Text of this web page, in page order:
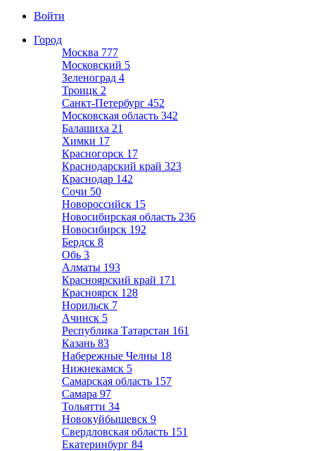
Войти
Город
Москва 777
Московский 5
Зеленоград 4
Троицк 2
Санкт-Петербург 452
Московская область 342
Балашиха 21
Химки 17
Красногорск 17
Краснодарский край 323
Краснодар 142
Сочи 50
Новороссийск 15
Новосибирская область 236
Новосибирск 192
Бердск 8
Обь 3
Алматы 193
Красноярский край 171
Красноярск 128
Норильск 7
Ачинск 5
Республика Татарстан 161
Казань 83
Набережные Челны 18
Нижнекамск 5
Самарская область 157
Самара 97
Тольятти 34
Новокуйбышевск 9
Свердловская область 151
Екатеринбург 84